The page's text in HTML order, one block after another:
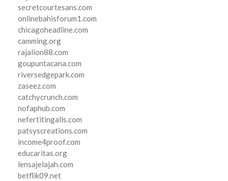
secretcourtesans.com
onlinebahisforum1.com
chicagoheadline.com
camming.org
rajalion88.com
goupuntacana.com
riversedgepark.com
zaseez.com
catchycrunch.com
nofaphub.com
nefertitingalls.com
patsyscreations.com
income4proof.com
educaritas.org
lensajelajah.com
betflik09.net